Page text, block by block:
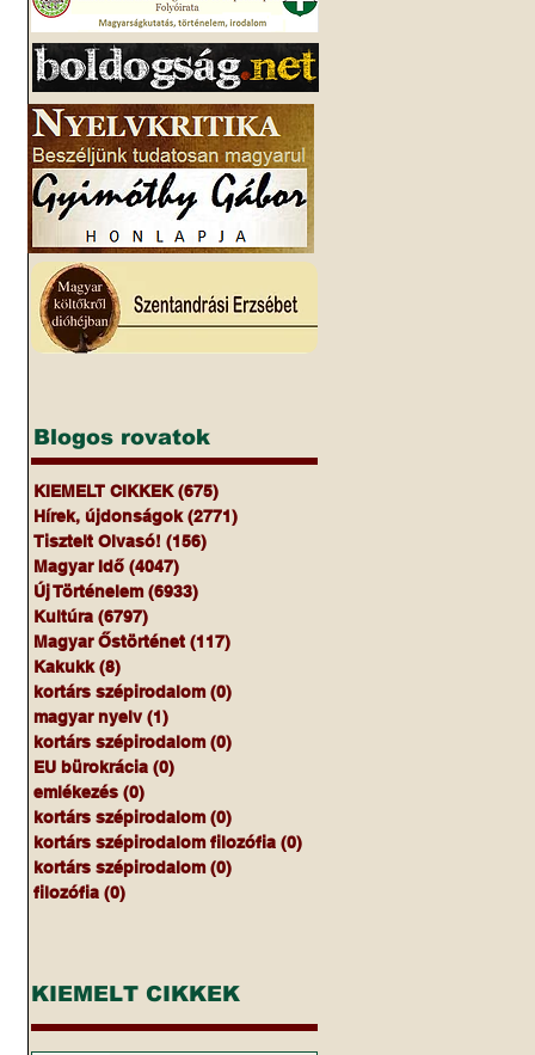
Blogos rovatok
KIEMELT CIKKEK (675)
Hírek, újdonságok (2771)
Tisztelt Olvasó! (156)
Magyar Idő (4047)
Új Történelem (6933)
Kultúra (6797)
Magyar Őstörténet (117)
Kakukk (8)
kortárs szépirodalom (0)
magyar nyelv (1)
kortárs szépirodalom (0)
EU bürokrácia (0)
emlékezés (0)
kortárs szépirodalom (0)
kortárs szépirodalom filozófia (0)
kortárs szépirodalom (0)
filozófia (0)
KIEMELT CIKKEK